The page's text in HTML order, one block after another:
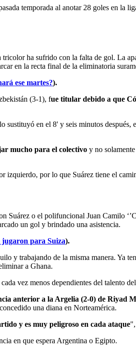
temporada al anotar 28 goles en la
ha sufrido con la falta de gol. La
en la recta final de la eliminatoria
ese martes?).
(3-1), fue titular debido a que
en el 8' y seis minutos
mucho para el colectivo y no
izquierdo, por lo que Suárez tiene el
o el polifuncional Juan Camilo
un gol y brindado una asistencia.
jugaron para Suiza).
y trabajando de la misma manera. Ya
a Ghana.
vez menos dependientes del talento
anterior a la Argelia (2-0) de Riyad
una diana en Norteamérica.
y es muy peligroso en cada ataque
en que espera Argentina o Egipto.